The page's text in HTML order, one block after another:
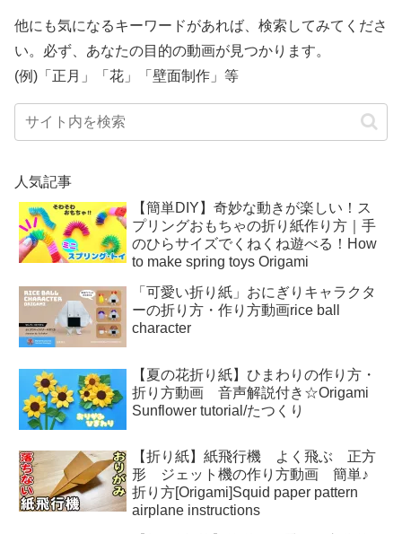
他にも気になるキーワードがあれば、検索してみてくださ
い。必ず、あなたの目的の動画が見つかります。
(例)「正月」「花」「壁面制作」等
人気記事
【簡単DIY】奇妙な動きが楽しい！ス
プリングおもちゃの折り紙作り方｜手
のひらサイズでくねくね遊べる！How
to make spring toys Origami
「可愛い折り紙」おにぎりキャラクタ
ーの折り方・作り方動画rice ball
character
【夏の花折り紙】ひまわりの作り方・
折り方動画 音声解説付き☆Origami
Sunflower tutorial/たつくり
【折り紙】紙飛行機 よく飛ぶ 正方
形 ジェット機の作り方動画 簡単♪
折り方[Origami]Squid paper pattern
airplane instructions